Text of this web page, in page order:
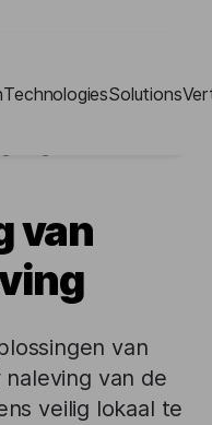
TechnologiesSolutions
van
van
van de
veilig lokaal te